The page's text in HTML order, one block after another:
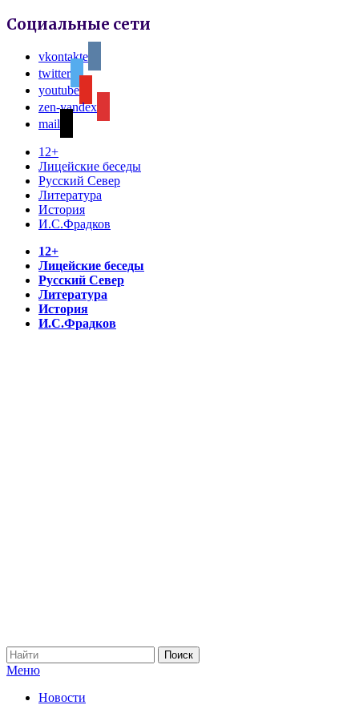
Социальные сети
vkontakte
twitter
youtube
zen-yandex
mail
12+
Лицейские беседы
Русский Север
Литература
История
И.С.Фрадков
12+
Лицейские беседы
Русский Север
Литература
История
И.С.Фрадков
Меню
Новости